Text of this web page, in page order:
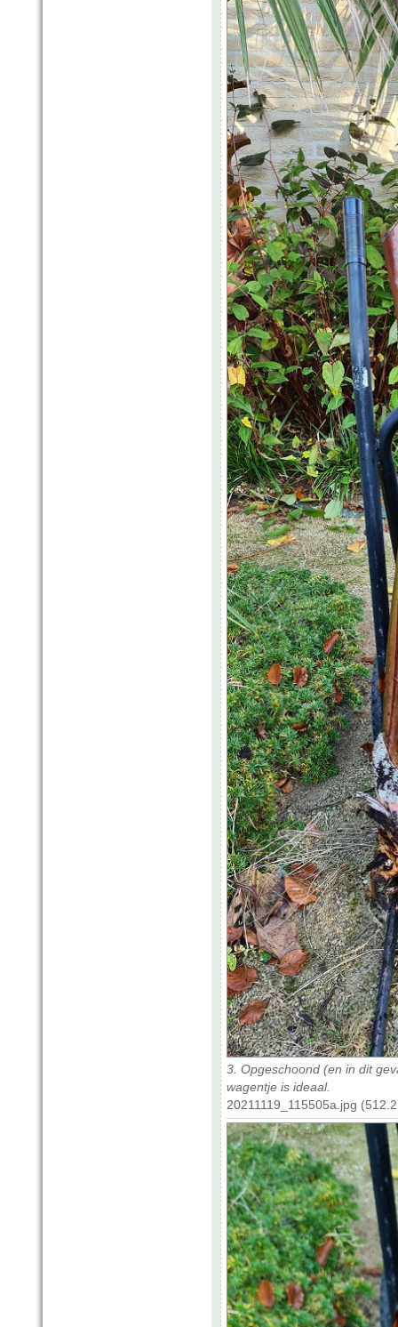
3. Opgeschoond (en in dit
wagentje is ideaal.
20211119_115505a.jpg